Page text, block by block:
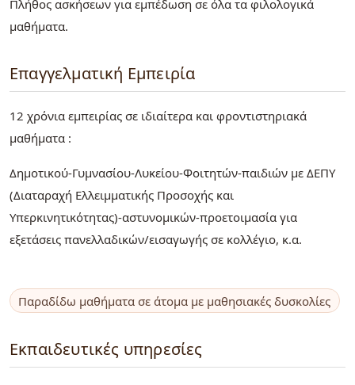
Πλήθος ασκήσεων για εμπέδωση σε όλα τα φιλολογικά
μαθήματα.
Επαγγελματική Εμπειρία
12 χρόνια εμπειρίας σε ιδιαίτερα και φροντιστηριακά
μαθήματα :
Δημοτικού-Γυμνασίου-Λυκείου-Φοιτητών-παιδιών με ΔΕΠΥ
(Διαταραχή Ελλειμματικής Προσοχής και
Υπερκινητικότητας)-αστυνομικών-προετοιμασία για
εξετάσεις πανελλαδικών/εισαγωγής σε κολλέγιο, κ.α.
Παραδίδω μαθήματα σε άτομα με μαθησιακές δυσκολίες
Εκπαιδευτικές υπηρεσίες